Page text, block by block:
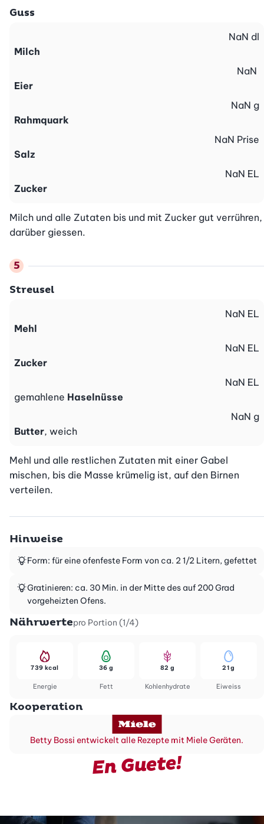
Guss
Milch
NaN dl
Eier
NaN
Rahmquark
NaN g
Salz
NaN Prise
Zucker
NaN EL
Milch und alle Zutaten bis und mit Zucker gut verrühren,
darüber giessen.
Streusel
Mehl
NaN EL
Zucker
NaN EL
gemahlene Haselnüsse
NaN EL
Butter, weich
NaN g
Mehl und alle restlichen Zutaten mit einer Gabel
mischen, bis die Masse krümelig ist, auf den Birnen
verteilen.
Hinweise
Form: für eine ofenfeste Form von ca. 2 1/2 Litern, gefettet
Gratinieren: ca. 30 Min. in der Mitte des auf 200 Grad
vorgeheizten Ofens.
Nährwertepro Portion (1/4)
Energie
739 kcal
Fett
36 g
Kohlenhydrate
82 g
Eiweiss
21 g
Kooperation
Betty Bossi entwickelt alle Rezepte mit Miele Geräten.
En Guete!